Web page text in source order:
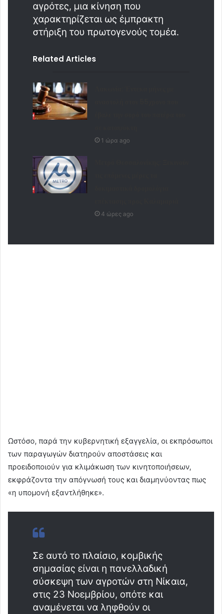
αγρότες, μια κίνηση που
χαρακτηρίζεται ως έμπρακτη
στήριξη του πρωτογενούς τομέα.
Related Articles
1 ώρα ago
4 ώρες ago
Ωστόσο, παρά την κυβερνητική εξαγγελία, οι εκπρόσωποι
των παραγωγών διατηρούν αποστάσεις και
προειδοποιούν για κλιμάκωση των κινητοποιήσεων,
εκφράζοντα την απόγνωσή τους και διαμηνύοντας πως
«η υπομονή εξαντλήθηκε».
Σε αυτό το πλαίσιο, κομβικής
σημασίας είναι η πανελλαδική
σύσκεψη των αγροτών στη Νίκαια,
στις 23 Νοεμβρίου, οπότε και
αναμένεται να ληφθούν οι